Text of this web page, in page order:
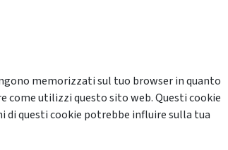
memorizzati sul tuo browser in quanto
come utilizzi questo sito web. Questi cookie
di questi cookie potrebbe influire sulla tua